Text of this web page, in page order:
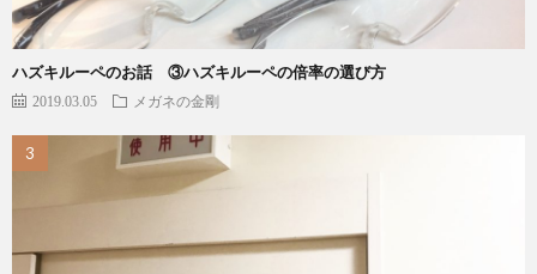
ハズキルーペのお話 ③ハズキルーペの倍率の選び方
2019.03.05 メガネの金剛